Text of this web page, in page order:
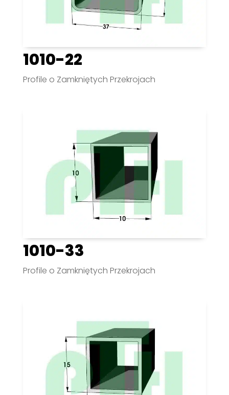
1010-22
Profile o Zamkniętych Przekrojach
1010-33
Profile o Zamkniętych Przekrojach